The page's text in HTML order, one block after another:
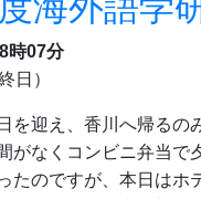
時07分
日）
を迎え、香川へ帰るの
がなくコンビニ弁当で
たのですが、本日はホ